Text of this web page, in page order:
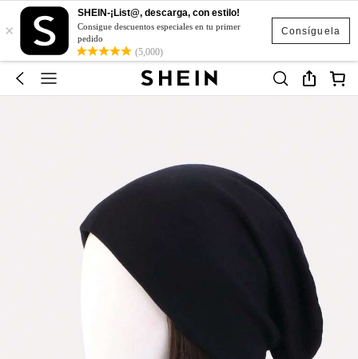
Consíguela
×
SHEIN-¡List@, descarga, con estilo!
Consigue descuentos especiales en tu primer
pedido
(5,000)